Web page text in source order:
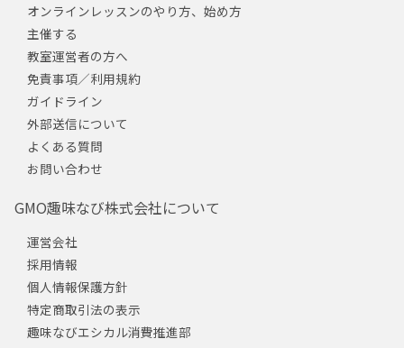
オンラインレッスンのやり方、始め方
主催する
教室運営者の方へ
免責事項／利用規約
ガイドライン
外部送信について
よくある質問
お問い合わせ
GMO趣味なび株式会社について
運営会社
採用情報
個人情報保護方針
特定商取引法の表示
趣味なびエシカル消費推進部